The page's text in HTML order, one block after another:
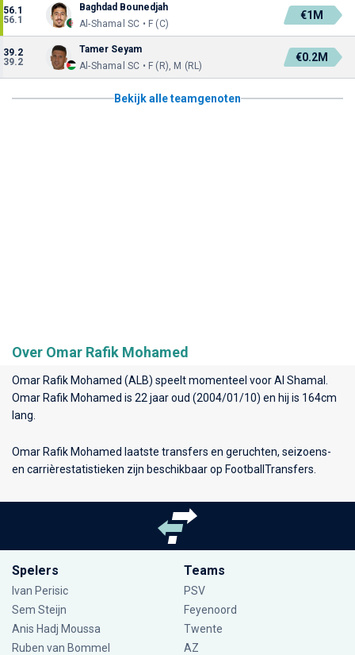
56.1
56.1
Baghdad Bounedjah
Al-Shamal SC • F (C)
€1M
39.2
39.2
Tamer Seyam
Al-Shamal SC • F (R), M (RL)
€0.2M
Bekijk alle teamgenoten
Over Omar Rafik Mohamed
Omar Rafik Mohamed (ALB) speelt momenteel voorAl Shamal
Omar Rafik Mohamed is 22 jaar oud (2004/01/10) en hij is 164cm
lang.
Omar Rafik Mohamed laatste transfers en geruchten, seizoens-
en carrièrestatistieken zijn beschikbaar op FootballTransfers.
Spelers
Ivan Perisic
Sem Steijn
Anis Hadj Moussa
Ruben van Bommel
Teams
PSV
Feyenoord
Twente
AZ